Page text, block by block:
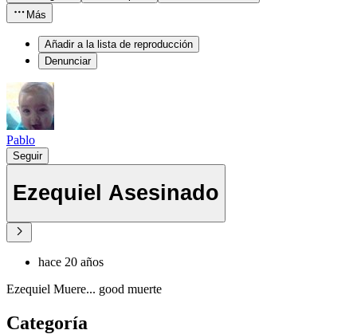
Más
Añadir a la lista de reproducción
Denunciar
Pablo
Seguir
Ezequiel Asesinado
hace 20 años
Ezequiel Muere... good muerte
Categoría